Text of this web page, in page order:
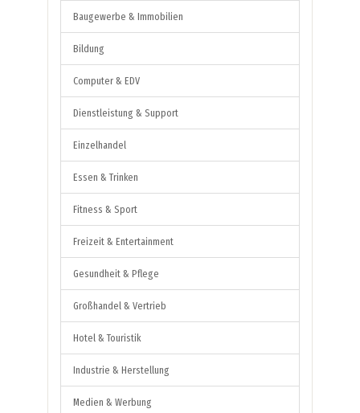
Baugewerbe & Immobilien
Bildung
Computer & EDV
Dienstleistung & Support
Einzelhandel
Essen & Trinken
Fitness & Sport
Freizeit & Entertainment
Gesundheit & Pflege
Großhandel & Vertrieb
Hotel & Touristik
Industrie & Herstellung
Medien & Werbung